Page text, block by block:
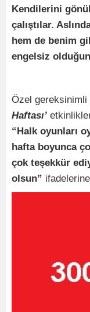
Kendilerini
çalıştılar.
hem de benim
engelsiz
Özel gereksinimli
Haftası’
“Halk oyunları
hafta boyunca
çok teşekkür
olsun”